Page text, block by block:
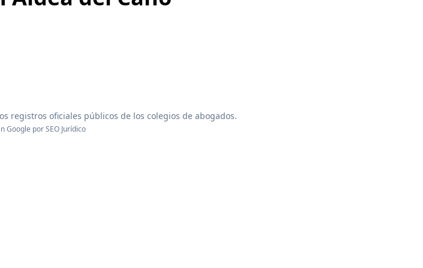
registros oficiales públicos de los colegios de abogados.
Google porSEO Jurídico